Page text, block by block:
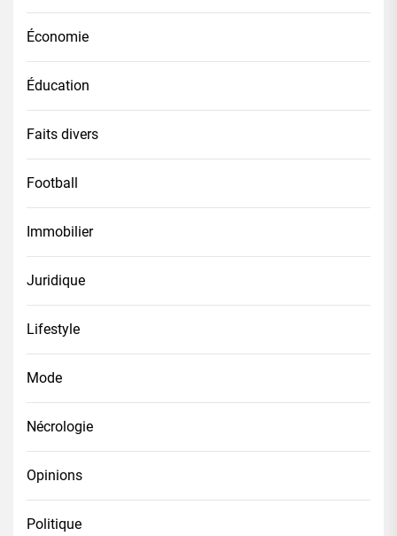
Économie
Éducation
Faits divers
Football
Immobilier
Juridique
Lifestyle
Mode
Nécrologie
Opinions
Politique